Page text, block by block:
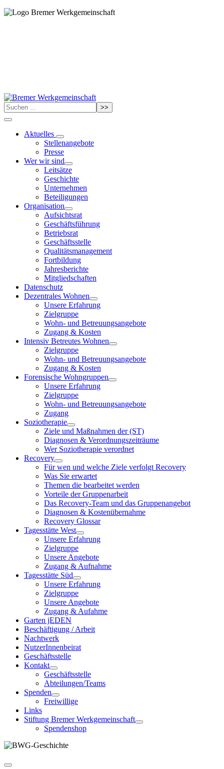
>>
Aktuelles
Stellenangebote
Presse
Wer wir sind
Leitsätze
Geschichte
Unternehmen
Beteiligungen
Organisation
Aufsichtsrat
Geschäftsführung
Betriebsrat
Geschäftsstelle
Qualitätsmanagement
Fortbildung
Jahresberichte
Mitgliedschaften
Datenschutz
Dezentrales Wohnen
Unsere Erfahrung
Zielgruppe
Wohn- und Betreuungsangebote
Zugang & Kosten
Intensiv Betreutes Wohnen
Zielgruppe
Wohn- und Betreuungsangebote
Zugang & Kosten
Forensische Wohngruppen
Unsere Erfahrung
Zielgruppe
Wohn- und Betreuungsangebote
Zugang
Soziotherapie
Ziele und Maßnahmen der (ST)
Diagnosen & Verordnungszeiträume
Wer Soziotherapie verordnet
Recovery
Für wen und welche Ziele verfolgt Recovery
Was Sie erwartet
Themen die bearbeitet werden
Vorteile der Gruppenarbeit
Das Recovery-Team und das Gruppenangebot
Diagnosen & Kostenübernahme
Recovery Glossar
Tagesstätte West
Unsere Erfahrung
Zielgruppe
Unsere Angebote
Zugang & Aufnahme
Tagesstätte Süd
Unsere Erfahrung
Zielgruppe
Unsere Angebote
Zugang & Aufahme
Garten jEDEN
Beschäftigung / Arbeit
Nachtwerk
NutzerInnenbeirat
Geschäftsstelle
Kontakt
Geschäftsstelle
Abteilungen/Teams
Spenden
Freiwillige
Links
Stiftung Bremer Werkgemeinschaft
Spendenshop